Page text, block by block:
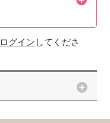
ログイン してくださ